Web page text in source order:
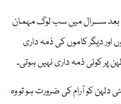
بعد سسرال میں سب لوگ مہمان
اور دیگر کاموں کی ذمہ داری
پر کوئی ذمہ داری نہیں ہوتی۔
دلہن کو آرام کی ضرورت ہو تو وہ